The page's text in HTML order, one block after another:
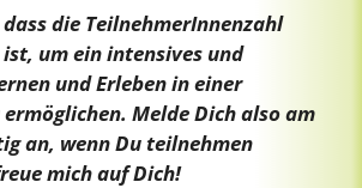
die TeilnehmerInnenzahl
um ein intensives und
und Erleben in einer
Melde Dich also am
an, wenn Du teilnehmen
mich auf Dich!